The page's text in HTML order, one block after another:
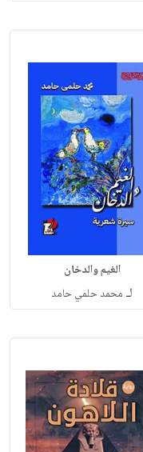
الغيم والدخان
لـ محمد حلمي حامد